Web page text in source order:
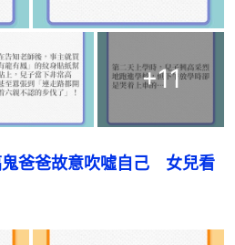
+11
爸爸故意吹噓自己　女兒看